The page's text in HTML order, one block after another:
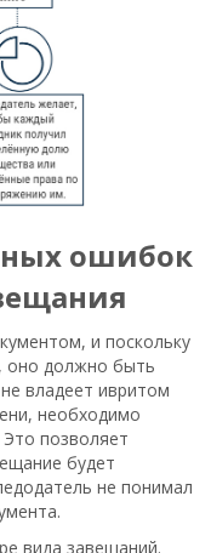
ошибок
и поскольку
оно должно быть
владеет ивритом
необходимо
позволяет
будет
не понимал
вида завещаний.